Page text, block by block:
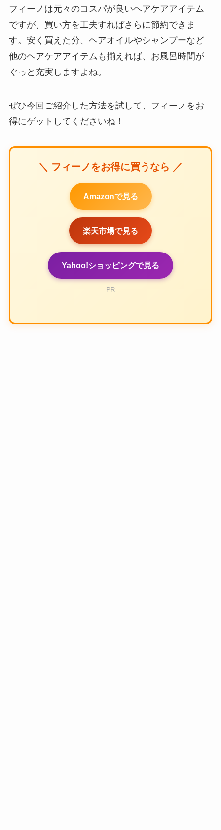
フィーノは元々のコスパが良いヘアケアアイテム
ですが、買い方を工夫すればさらに節約できま
す。安く買えた分、ヘアオイルやシャンプーなど
他のヘアケアアイテムも揃えれば、お風呂時間が
ぐっと充実しますよね。
ぜひ今回ご紹介した方法を試して、フィーノをお
得にゲットしてくださいね！
＼ フィーノをお得に買うなら ／
Amazonで見る
楽天市場で見る
Yahoo!ショッピングで見る
PR